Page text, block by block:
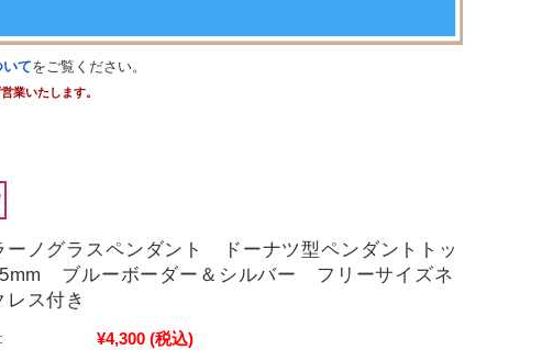
てをご覧ください。
業いたします。
ーノグラスペンダント ドーナツ型ペンダントトッ
ブルーボーダー＆シルバー フリーサイズネ
レス付き
¥4,300 (税込)